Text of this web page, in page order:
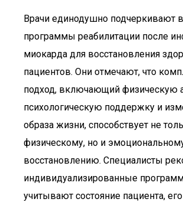
Врачи единодушно подчеркивают
программы реабилитации после
миокарда для восстановления
пациентов. Они отмечают, что
подход, включающий физическую
психологическую поддержку и
образа жизни, способствует не
физическому, но и
восстановлению. Специалисты
индивидуализированные
учитывают состояние пациента,